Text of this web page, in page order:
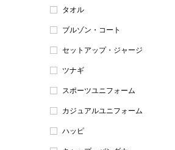
タオル
ブルゾン・コート
セットアップ・ジャージ
ツナギ
スポーツユニフォーム
カジュアルユニフォーム
ハッピ